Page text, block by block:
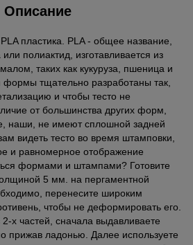
Описание
пластика. PLA - общее название,
полиактид, изготавливается из
таких как кукуруза, пшеница и
тщательно разработаны так,
и чтобы тесто не
от большинства других форм,
наши, не имеют сплошной задней
видеть тесто во время штамповки,
и равномерное отображение
формами и штампами? Готовите
5 мм. на пергаментной
перенесите широким
чтобы не деформировать его.
х частей, сначала выдавливаете
прижав ладонью. Далее используете